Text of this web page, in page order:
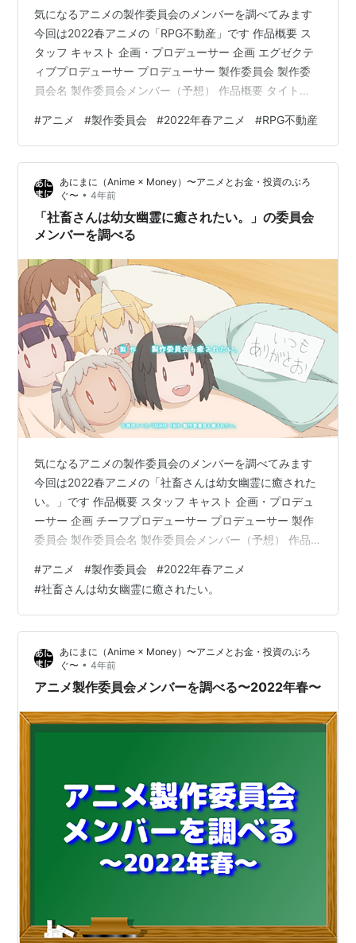
気になるアニメの製作委員会のメンバーを調べてみます
今回は2022春アニメの「RPG不動産」です 作品概要 ス
タッフ キャスト 企画・プロデューサー 企画 エグゼクテ
ィブプロデューサー プロデューサー 製作委員会 製作委
員会名 製作委員会メンバー（予想） 作品概要 タイト
原作：険持ちよ 監督：越田知明 シリーズ構成：中村能子
キャラクターデザイン：谷口元浩 アニメーション制作：
動画工房 キャスト 風色琴音：CV. 井上ほの花 ファー：
CV. 木野日菜 ルフリア：CV. 川井田夏海 ラキラ：CV. 石
見舞菜香 サトナ：CV. 日笠陽子…
#アニメ #製作委員会 #2022年春アニメ #RPG不動産
あにまに（Anime × Money）〜アニメとお金・投資のぶろ
ぐ〜 • 4年前
「社畜さんは幼女幽霊に癒されたい。」の委員会
メンバーを調べる
気になるアニメの製作委員会のメンバーを調べてみます
今回は2022春アニメの「社畜さんは幼女幽霊に癒された
い。」です 作品概要 スタッフ キャスト 企画・プロデュ
ーサー 企画 チーフプロデューサー プロデューサー 製作
委員会 製作委員会名 製作委員会メンバー（予想） 作品
時期：2022年4月放送開始 スタッフ 原作：有田イマリ
監督：南原玖宇 シリーズ構成：赤尾でこ キャラクターデ
ザイン：田中春香 アニメーション制作：project No.9 キ
ャスト 幽霊ちゃん：CV. 日高里菜 伏原さん：CV. 金元寿
子 みゃーこ：CV. 小原好美 倉…
#アニメ #製作委員会 #2022年春アニメ
#社畜さんは幼女幽霊に癒されたい。
あにまに（Anime × Money）〜アニメとお金・投資のぶろ
ぐ〜 • 4年前
アニメ製作委員会メンバーを調べる〜2022年春〜